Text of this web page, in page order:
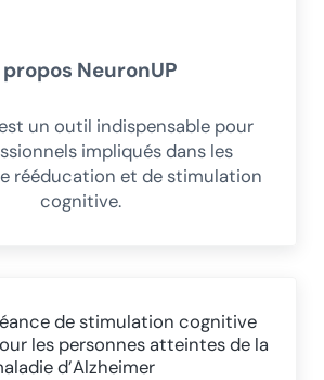
propos NeuronUP
un outil indispensable pour
impliqués dans les
rééducation et de stimulation
cognitive.
de stimulation cognitive
les personnes atteintes de la
d’Alzheimer